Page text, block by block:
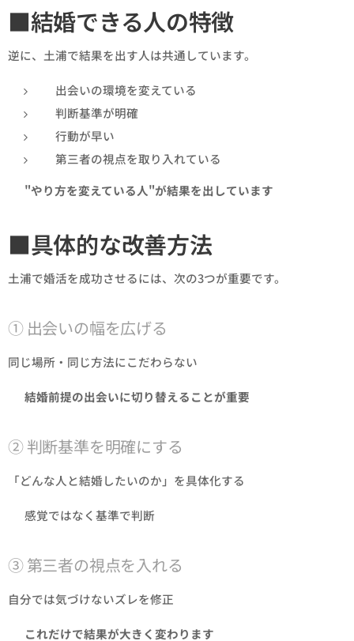
■結婚できる人の特徴
逆に、土浦で結果を出す人は共通しています。
出会いの環境を変えている
判断基準が明確
行動が早い
第三者の視点を取り入れている
"やり方を変えている人"が結果を出しています
■具体的な改善方法
土浦で婚活を成功させるには、次の3つが重要です。
① 出会いの幅を広げる
同じ場所・同じ方法にこだわらない
結婚前提の出会いに切り替えることが重要
② 判断基準を明確にする
「どんな人と結婚したいのか」を具体化する
👉 感覚ではなく基準で判断
③ 第三者の視点を入れる
自分では気づけないズレを修正
これだけで結果が大きく変わります